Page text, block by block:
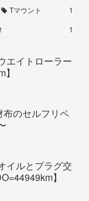
Tマウント
1
1
エイトローラー
布のセルフリペ
イルとプラグ交
】